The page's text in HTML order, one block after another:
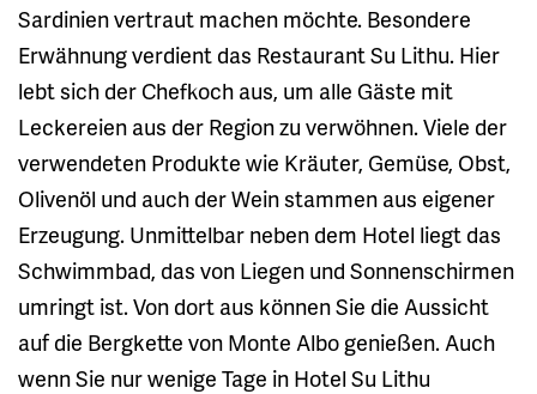
Sardinien vertraut machen möchte. Besondere
Erwähnung verdient das Restaurant Su Lithu. Hier
lebt sich der Chefkoch aus, um alle Gäste mit
Leckereien aus der Region zu verwöhnen. Viele der
verwendeten Produkte wie Kräuter, Gemüse, Obst,
Olivenöl und auch der Wein stammen aus eigener
Erzeugung. Unmittelbar neben dem Hotel liegt das
Schwimmbad, das von Liegen und Sonnenschirmen
umringt ist. Von dort aus können Sie die Aussicht
auf die Bergkette von Monte Albo genießen. Auch
wenn Sie nur wenige Tage in Hotel Su Lithu